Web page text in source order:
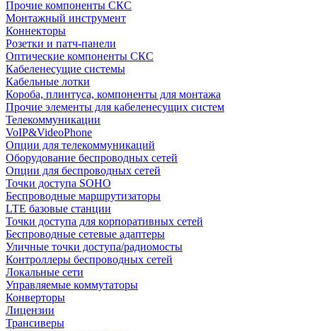
Прочие компоненты СКС
Монтажный инструмент
Коннекторы
Розетки и патч-панели
Оптические компоненты СКС
Кабеленесущие системы
Кабельные лотки
Короба, плинтуса, компоненты для монтажа
Прочие элементы для кабеленесущих систем
Телекоммуникации
VoIP&VideoPhone
Опции для телекоммуникаций
Оборудование беспроводных сетей
Опции для беспроводных сетей
Точки доступа SOHO
Беспроводные маршрутизаторы
LTE базовые станции
Точки доступа для корпоративных сетей
Беспроводные сетевые адаптеры
Уличные точки доступа/радиомосты
Контроллеры беспроводных сетей
Локальные сети
Управляемые коммутаторы
Конверторы
Лицензии
Трансиверы